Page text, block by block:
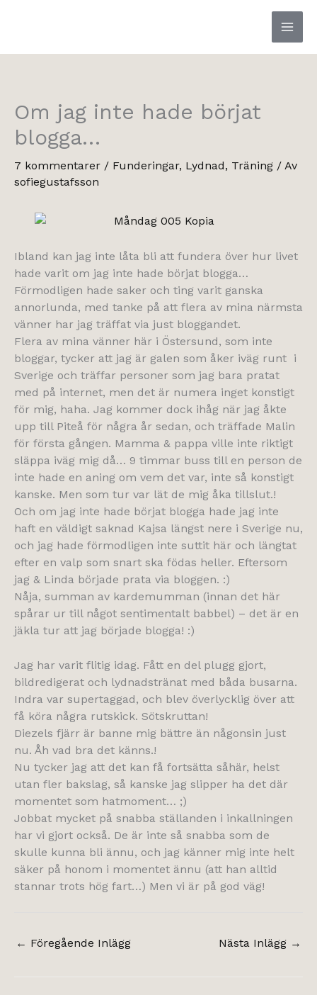
Om jag inte hade börjat
blogga…
7 kommentarer / Funderingar, Lydnad, Träning / Av
sofiegustafsson
Ibland kan jag inte låta bli att fundera över hur livet
hade varit om jag inte hade börjat blogga…
Förmodligen hade saker och ting varit ganska
annorlunda, med tanke på att flera av mina närmsta
vänner har jag träffat via just bloggandet.
Flera av mina vänner här i Östersund, som inte
bloggar, tycker att jag är galen som åker iväg runt i
Sverige och träffar personer som jag bara pratat
med på internet, men det är numera inget konstigt
för mig, haha. Jag kommer dock ihåg när jag åkte
upp till Piteå för några år sedan, och träffade Malin
för första gången. Mamma & pappa ville inte riktigt
släppa iväg mig då… 9 timmar buss till en person de
inte hade en aning om vem det var, inte så konstigt
kanske. Men som tur var lät de mig åka tillslut.!
Och om jag inte hade börjat blogga hade jag inte
haft en väldigt saknad Kajsa längst nere i Sverige nu,
och jag hade förmodligen inte suttit här och längtat
efter en valp som snart ska födas heller. Eftersom
jag & Linda började prata via bloggen. :)
Nåja, summan av kardemumman (innan det här
spårar ur till något sentimentalt babbel) – det är en
jäkla tur att jag började blogga! :)
Jag har varit flitig idag. Fått en del plugg gjort,
bildredigerat och lydnadstränat med båda busarna.
Indra var supertaggad, och blev överlycklig över att
få köra några rutskick. Sötskruttan!
Diezels fjärr är banne mig bättre än någonsin just
nu. Åh vad bra det känns.!
Nu tycker jag att det kan få fortsätta såhär, helst
utan fler bakslag, så kanske jag slipper ha det där
momentet som hatmoment… ;)
Jobbat mycket på snabba ställanden i inkallningen
har vi gjort också. De är inte så snabba som de
skulle kunna bli ännu, och jag känner mig inte helt
säker på honom i momentet ännu (att han alltid
stannar trots hög fart…) Men vi är på god väg!
← Föregående Inlägg Nästa Inlägg →